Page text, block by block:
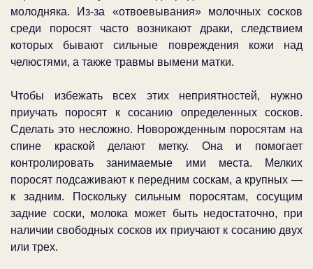
молодняка. Из-за «отвоевывания» молочных сосков
среди поросят часто возникают драки, следствием
которых бывают сильные повреждения кожи над
челюстями, а также травмы вымени матки.
Чтобы избежать всех этих неприятностей, нужно
приучать поросят к сосанию определенных сосков.
Сделать это несложно. Новорожденным поросятам на
спине краской делают метку. Она и помогает
контролировать занимаемые ими места. Мелких
поросят подсаживают к передним соскам, а крупных —
к задним. Поскольку сильным поросятам, сосущим
задние соски, молока может быть недостаточно, при
наличии свободных сосков их приучают к сосанию двух
или трех.